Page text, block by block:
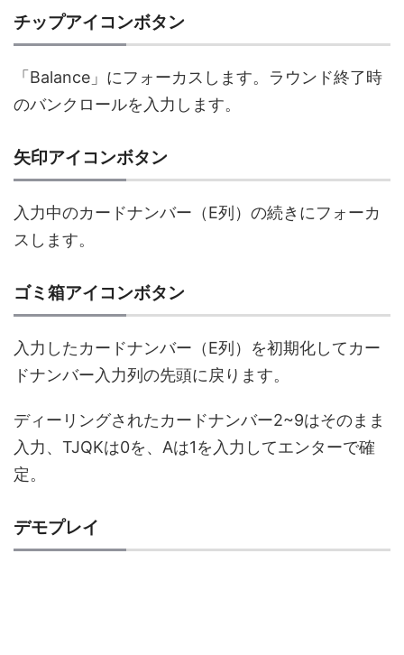
チップアイコンボタン
「Balance」にフォーカスします。ラウンド終了時
のバンクロールを入力します。
矢印アイコンボタン
入力中のカードナンバー（E列）の続きにフォーカ
スします。
ゴミ箱アイコンボタン
入力したカードナンバー（E列）を初期化してカー
ドナンバー入力列の先頭に戻ります。
ディーリングされたカードナンバー2~9はそのまま
入力、TJQKは0を、Aは1を入力してエンターで確
定。
デモプレイ